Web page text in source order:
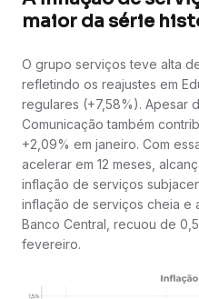
maior da série
O grupo serviços teve alta
refletindo os reajustes em
regulares (+7,58%). Apesar
Comunicação também
+2,09% em janeiro. Com
acelerar em 12 meses,
inflação de serviços
inflação de serviços cheia e
Banco Central, recuou de
fevereiro.